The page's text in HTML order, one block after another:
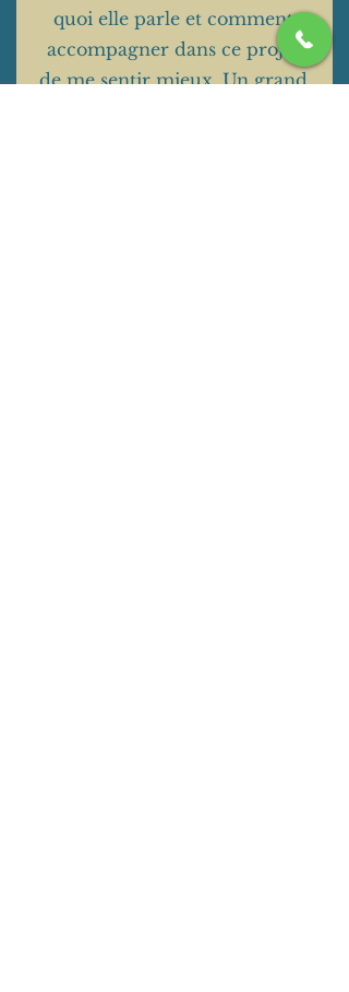
quoi elle parle et comment
accompagner dans ce projet
de me sentir mieux. Un grand